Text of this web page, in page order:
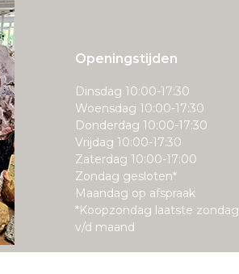
Openingstijden
Dinsdag 10:00-17:30
Woensdag 10:00-17:30
Donderdag 10:00-17:30
Vrijdag 10:00-17:30
Zaterdag 10:00-17:00
Zondag gesloten*
Maandag op afspraak
*Koopzondag laatste zondag
v/d maand